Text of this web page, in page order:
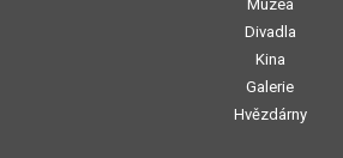
Muzea
Divadla
Kina
Galerie
Hvězdárny